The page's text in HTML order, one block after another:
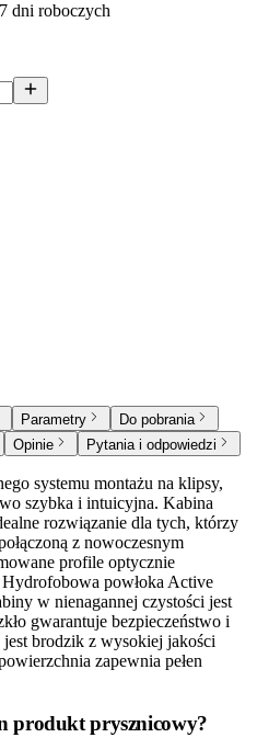
dni roboczych
Parametry
Do pobrania
Opinie Pytania i odpowiedzi
systemu montażu na klipsy,
szybka i intuicyjna. Kabina
rozwiązanie dla tych, którzy
z nowoczesnym
profile optycznie
Hydrofobowa powłoka Active
w nienagannej czystości jest
gwarantuje bezpieczeństwo i
jest brodzik z wysokiej jakości
zapewnia pełen
produkt prysznicowy?